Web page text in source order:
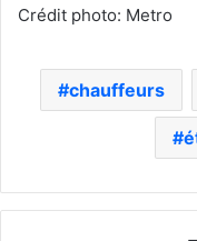
Crédit photo: Metro
chauffeurs